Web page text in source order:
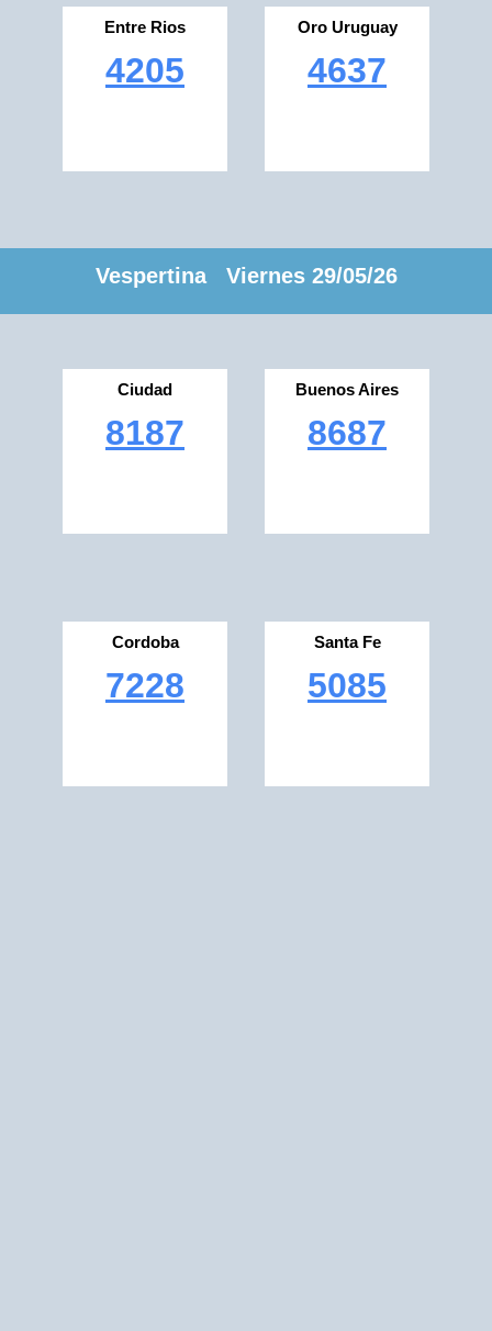
Entre Rios
4205
Oro Uruguay
4637
Vespertina Viernes 29/05/26
Ciudad
8187
Buenos Aires
8687
Cordoba
7228
Santa Fe
5085